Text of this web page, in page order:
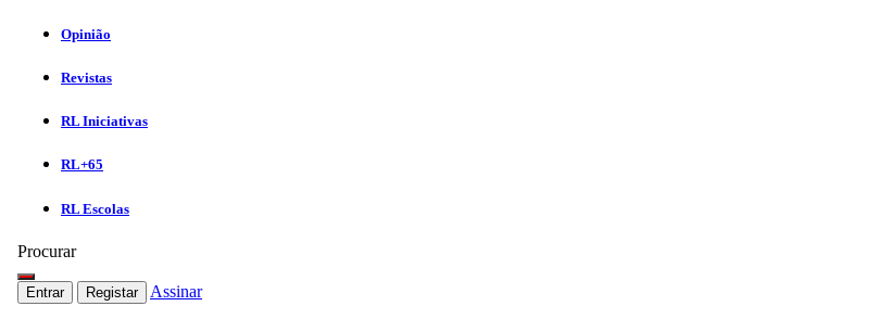
Opinião
Revistas
RL Iniciativas
RL+65
RL Escolas
Procurar
Entrar Registar Assinar